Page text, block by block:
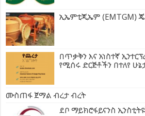
ኢኤምቲጂኤም (EMTGM)
በጥቃቅን እና አነስተኛ
የሚሰሩ ድርጅቶችን በተለየ
ሙስጠፋ ጀማል ብረታ ብረት
ደቦ ማይክሮፋይናንስ